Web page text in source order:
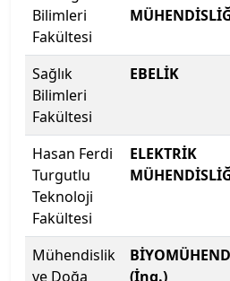
Ege Üniversitesi
Erciyes Üniversitesi
Erzincan Binali Yıldırım
Erzurum Teknik Üniversitesi
Eskişehir Osmangazi
Eskişehir Teknik
Bilimleri
Fakültesi
Sağlık
Bilimleri
Fakültesi
EBELİK
Hasan Ferdi
Turgutlu
Teknoloji
Fakültesi
ELEKTRİK
Mühendislik
ve Doğa
(İng.)